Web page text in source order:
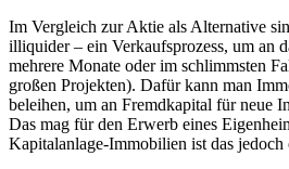
Im Vergleich zur Aktie als Alternative
illiquider – ein Verkaufsprozess, um an
mehrere Monate oder im schlimmsten
großen Projekten). Dafür kann man
beleihen, um an Fremdkapital für neue
Das mag für den Erwerb eines
Kapitalanlage-Immobilien ist das